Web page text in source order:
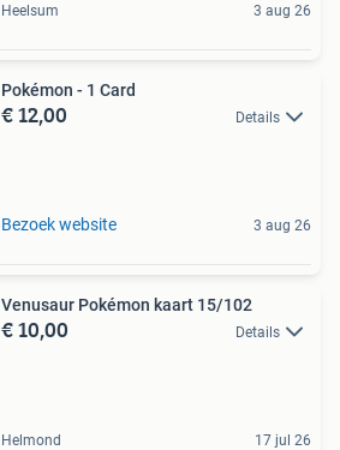
Heelsum 3 aug 26
Pokémon - 1 Card
€ 12,00 Details
Bezoek website 3 aug 26
Venusaur Pokémon kaart 15/102
€ 10,00 Details
Helmond 17 jul 26